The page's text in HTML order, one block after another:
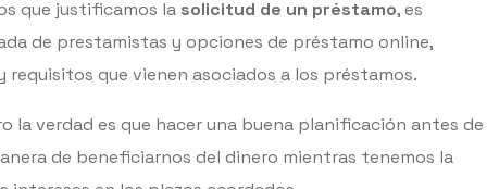
que justificamos la solicitud de un préstamo, es
de prestamistas y opciones de préstamo online,
que vienen asociados a los préstamos.
la verdad es que hacer una buena planificación antes de
de beneficiarnos del dinero mientras tenemos la